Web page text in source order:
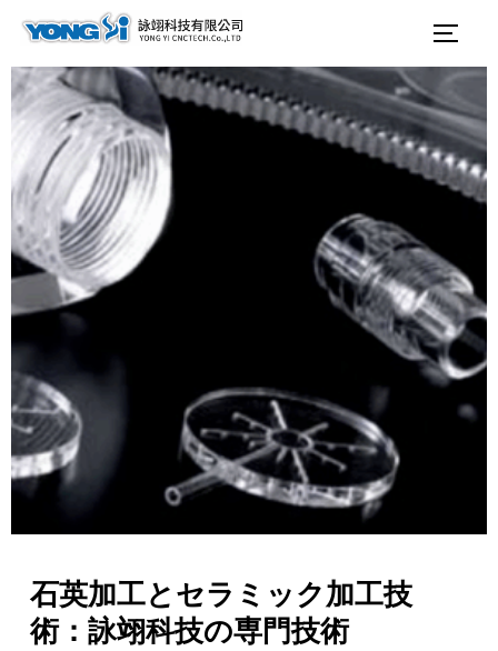
ツ
へ
キ
プ
対
象:
サ
石英加工とセラミック加工技
術：詠翊科技の専門技術